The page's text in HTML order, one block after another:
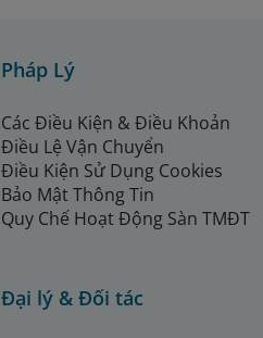
Pháp Lý
Các Điều Kiện & Điều Khoản
Điều Lệ Vận Chuyển
Điều Kiện Sử Dụng Cookies
Bảo Mật Thông Tin
Quy Chế Hoạt Động Sàn TMĐT
Đại lý & Đối tác